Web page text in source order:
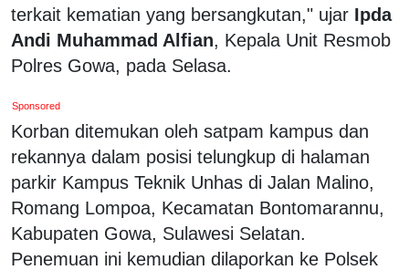
terkait kematian yang bersangkutan," ujar Ipda
Andi Muhammad Alfian, Kepala Unit Resmob
Polres Gowa, pada Selasa.
Sponsored
Korban ditemukan oleh satpam kampus dan
rekannya dalam posisi telungkup di halaman
parkir Kampus Teknik Unhas di Jalan Malino,
Romang Lompoa, Kecamatan Bontomarannu,
Kabupaten Gowa, Sulawesi Selatan.
Penemuan ini kemudian dilaporkan ke Polsek